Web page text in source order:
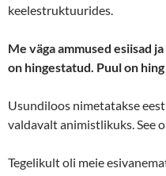
keelestruktuurides.
Me väga ammused esiisad
on hingestatud. Puul on
Usundiloos nimetatakse
valdavalt animistlikuks. See
Tegelikult oli meie